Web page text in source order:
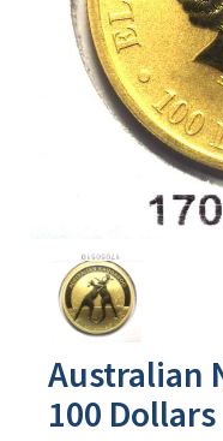
produit
Australian
100 Dollars